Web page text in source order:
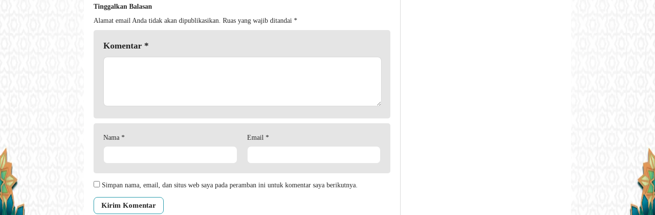
Tinggalkan Balasan
Alamat email Anda tidak akan dipublikasikan. Ruas yang wajib ditandai *
Komentar *
Nama * Email *
Simpan nama, email, dan situs web saya pada peramban ini untuk komentar saya berikutnya.